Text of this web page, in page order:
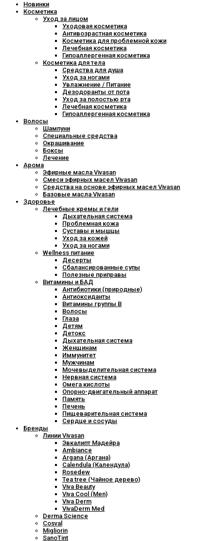
Новинки
Косметика
Уход за лицом
Уходовая косметика
Антивозрастная косметика
Косметика для проблемной кожи
Лечебная косметика
Гипоаллергенная косметика
Косметика для тела
Средства для душа
Уход за ногами
Увлажнение / Питание
Дезодоранты от пота
Уход за полостью рта
Лечебная косметика
Гипоаллергенная косметика
Волосы
Шампуни
Специальные средства
Окрашивание
Боксы
Лечение
Арома
Эфирные масла Vivasan
Смеси эфирных масел Vivasan
Средства на основе эфирных масел Vivasan
Базовые масла Vivasan
Здоровье
Лечебные кремы и гели
Дыхательная система
Проблемная кожа
Суставы и мышцы
Уход за кожей
Уход за ногами
Wellness питание
Десерты
Сбалансированные супы
Полезные приправы
Витамины и БАД
Антибиотики (природные)
Антиоксиданты
Витамины группы В
Волосы
Глаза
Детям
Детокс
Дыхательная система
Женщинам
Иммунитет
Мужчинам
Мочевыделительная система
Нервная система
Омега кислоты
Опорно-двигательный аппарат
Память
Печень
Пищеварительная система
Сердце и сосуды
Бренды
Линии Vivasan
Эвкалипт Мадейра
Ambiance
Argana (Аргана)
Calendula (Календула)
Rosedew
Tea tree (Чайное дерево)
Viva Beauty
Viva Cool (Men)
Viva Derm
VivaDerm Med
Derma Science
Cosval
Migliorin
SanoTint